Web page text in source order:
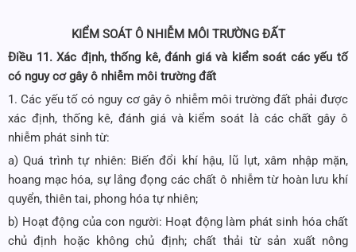
KIỂM SOÁT Ô NHIỄM MÔI TRƯỜNG ĐẤT
Điều 11. Xác định, thống kê, đánh giá và kiểm soát các yếu tố
có nguy cơ gây ô nhiễm môi trường đất
1. Các yếu tố có nguy cơ gây ô nhiễm môi trường đất phải được
xác định, thống kê, đánh giá và kiểm soát là các chất gây ô
nhiễm phát sinh từ:
a) Quá trình tự nhiên: Biến đổi khí hậu, lũ lụt, xâm nhập mặn,
hoang mạc hóa, sự lắng đọng các chất ô nhiễm từ hoàn lưu khí
quyển, thiên tai, phong hóa tự nhiên;
b) Hoạt động của con người: Hoạt động làm phát sinh hóa chất
chủ định hoặc không chủ định; chất thải từ sản xuất nông